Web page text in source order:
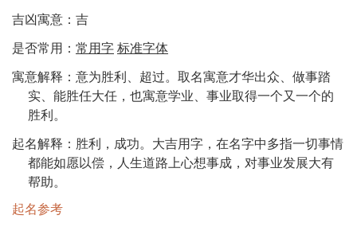
吉凶寓意：吉
是否常用： 常用字标准字体
寓意解释：意为胜利、超过。取名寓意才华出众、做事踏
实、能胜任大任，也寓意学业、事业取得一个又一个的
胜利。
起名解释：胜利，成功。大吉用字，在名字中多指一切事情
都能如愿以偿，人生道路上心想事成，对事业发展大有
帮助。
起名参考